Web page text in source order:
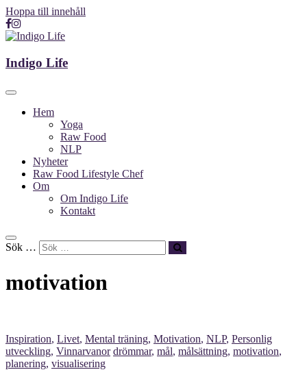
Hoppa till innehåll
Indigo Life
Indigo Life
Hem
Yoga
Raw Food
NLP
Nyheter
Raw Food Lifestyle Chef
Om
Om Indigo Life
Kontakt
Sök …
motivation
Inspiration, Livet, Mental träning, Motivation, NLP, Personlig
utveckling, Vinnarvanor drömmar, mål, målsättning, motivation,
planering, visualisering